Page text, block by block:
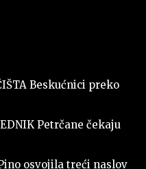
Beskućnici preko
Petrčane čekaju
osvojila treći naslov